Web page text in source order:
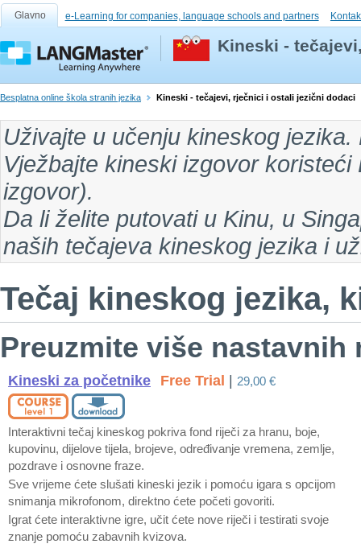
Glavno e-Learning for companies, language schools and partners
Kineski -
Besplatna online škola stranih jezika Kineski - tečajevi, rječnici i ostali jezični dodaci
Uživajte u učenju kineskog jezika.
Vježbajte kineski izgovor koristeći
izgovor).
Da li želite putovati u Kinu, u
naših tečajeva kineskog jezika i
Tečaj kineskog jezika,
Preuzmite više nastavnih
Kineski za početnike Free Trial 29,00 €
Interaktivni tečaj kineskog pokriva fond riječi za hranu, boje,
kupovinu, dijelove tijela, brojeve, određivanje vremena, zemlje,
pozdrave i osnovne fraze.
Sve vrijeme ćete slušati kineski jezik i pomoću igara s opcijom
snimanja mikrofonom, direktno ćete početi govoriti.
Igrat ćete interaktivne igre, učit ćete nove riječi i testirati svoje
znanje pomoću zabavnih kvizova.